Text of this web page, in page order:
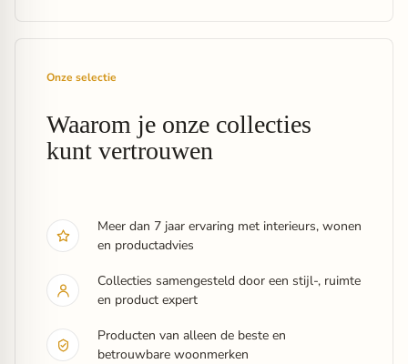
Onze selectie
Waarom je onze collecties
kunt vertrouwen
Meer dan 7 jaar ervaring met interieurs, wonen
en productadvies
Collecties samengesteld door een stijl-, ruimte
en product expert
Producten van alleen de beste en
betrouwbare woonmerken